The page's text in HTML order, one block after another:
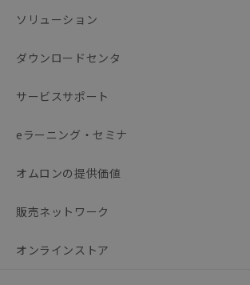
ソリューション
ダウンロードセンタ
サービスサポート
eラーニング・セミナ
オムロンの提供価値
販売ネットワーク
オンラインストア